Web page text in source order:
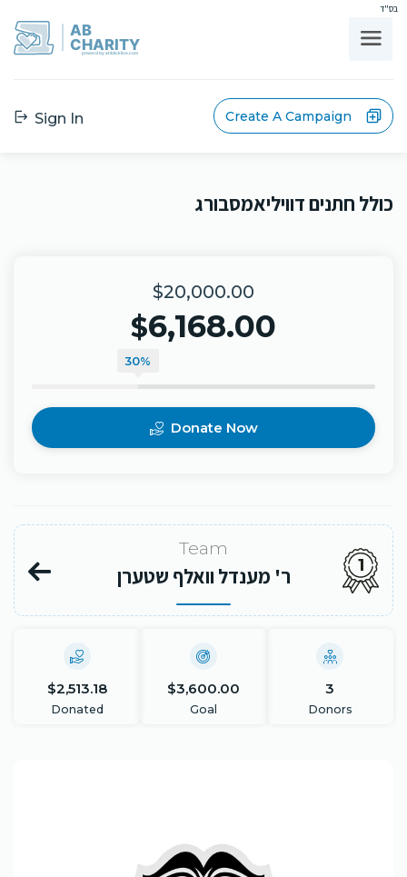
בס"ד
AB
CHARITY
powerd by ahblicklive.com
Sign In Create A Campaign
כולל חתנים דוויליאמסבורג
$20,000.00
$6,168.00
30%
Donate Now
Team
ר' מענדל וואלף שטערן 1
$2,513.18
Donated
$3,600.00
Goal
3
Donors